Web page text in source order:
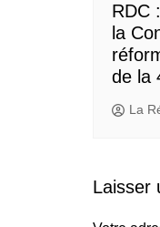
RDC
la
de la
La
Laisser